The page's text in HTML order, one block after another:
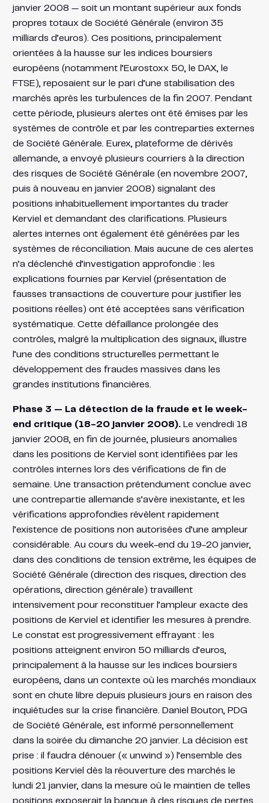
janvier 2008 — soit un montant supérieur aux fonds
propres totaux de Société Générale (environ 35
milliards d’euros). Ces positions, principalement
orientées à la hausse sur les indices boursiers
européens (notamment l’Eurostoxx 50, le DAX, le
FTSE), reposaient sur le pari d’une stabilisation des
marchés après les turbulences de la fin 2007. Pendant
cette période, plusieurs alertes ont été émises par les
systèmes de contrôle et par les contreparties externes
de Société Générale. Eurex, plateforme de dérivés
allemande, a envoyé plusieurs courriers à la direction
des risques de Société Générale (en novembre 2007,
puis à nouveau en janvier 2008) signalant des
positions inhabituellement importantes du trader
Kerviel et demandant des clarifications. Plusieurs
alertes internes ont également été générées par les
systèmes de réconciliation. Mais aucune de ces alertes
n’a déclenché d’investigation approfondie : les
explications fournies par Kerviel (présentation de
fausses transactions de couverture pour justifier les
positions réelles) ont été acceptées sans vérification
systématique. Cette défaillance prolongée des
contrôles, malgré la multiplication des signaux, illustre
l’une des conditions structurelles permettant le
développement des fraudes massives dans les
grandes institutions financières.
Phase 3 — La détection de la fraude et le week-
end critique (18-20 janvier 2008).Le vendredi 18
janvier 2008, en fin de journée, plusieurs anomalies
dans les positions de Kerviel sont identifiées par les
contrôles internes lors des vérifications de fin de
semaine. Une transaction prétendument conclue avec
une contrepartie allemande s’avère inexistante, et les
vérifications approfondies révèlent rapidement
l’existence de positions non autorisées d’une ampleur
considérable. Au cours du week-end du 19-20 janvier,
dans des conditions de tension extrême, les équipes de
Société Générale (direction des risques, direction des
opérations, direction générale) travaillent
intensivement pour reconstituer l’ampleur exacte des
positions de Kerviel et identifier les mesures à prendre.
Le constat est progressivement effrayant : les
positions atteignent environ 50 milliards d’euros,
principalement à la hausse sur les indices boursiers
européens, dans un contexte où les marchés mondiaux
sont en chute libre depuis plusieurs jours en raison des
inquiétudes sur la crise financière. Daniel Bouton, PDG
de Société Générale, est informé personnellement
dans la soirée du dimanche 20 janvier. La décision est
prise : il faudra dénouer (« unwind ») l’ensemble des
positions Kerviel dès la réouverture des marchés le
lundi 21 janvier, dans la mesure où le maintien de telles
positions exposerait la banque à des risques de pertes